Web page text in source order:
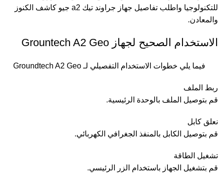
للتكنولوجيا واطلب تفاصيل جهاز جراوند تيك a2 جيو كاشف الكنوز
والمعادن.
الاستخدام الصحيح لجهاز Grountech A2 Geo
فيما يلي خطوات الاستخدام التفصيلي لـ Groundtech A2 Geo
ربط الملف
قم بتوصيل الملف بالوحدة الرئيسية.
نعلق كابل
قم بتوصيل الكابل بالمنفذ الجغرافي الكهربائي.
تشغيل الطاقة
قم بتشغيل الجهاز باستخدام الزر الرئيسي.